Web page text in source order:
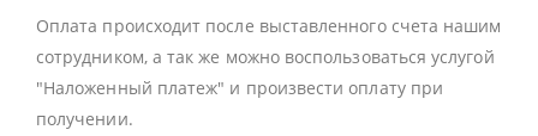
Оплата происходит после выставленного счета нашим
сотрудником, а так же можно воспользоваться услугой
"Наложенный платеж" и произвести оплату при
получении.